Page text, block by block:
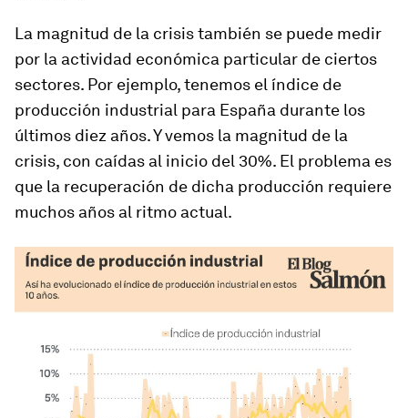
La magnitud de la crisis también se puede medir
por la actividad económica particular de ciertos
sectores. Por ejemplo, tenemos el índice de
producción industrial para España durante los
últimos diez años. Y vemos la magnitud de la
crisis, con caídas al inicio del 30%. El problema es
que la recuperación de dicha producción requiere
muchos años al ritmo actual.